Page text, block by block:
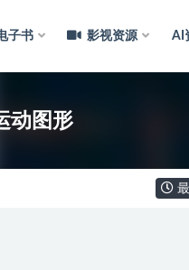
子书 影视资源 AI
动图形